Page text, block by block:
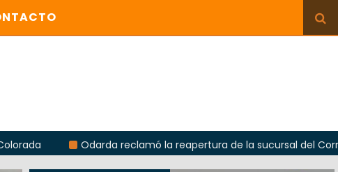
Odarda reclamó la reapertura de la sucursal del Correo